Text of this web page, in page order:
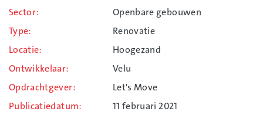
Sector
Openbare gebouwen
Type
Renovatie
Locatie
Hoogezand
Ontwikkelaar
Velu
Opdrachtgever
Let's Move
Publicatiedatum
11 februari 2021